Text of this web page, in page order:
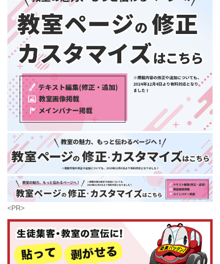
広島県
山口県
徳島県
香川県
愛媛県
高知県
九州・沖縄
福岡県
佐賀県
長崎県
熊本県
大分県
宮崎県
鹿児島県
沖縄県
芸術 (179)
<PR>